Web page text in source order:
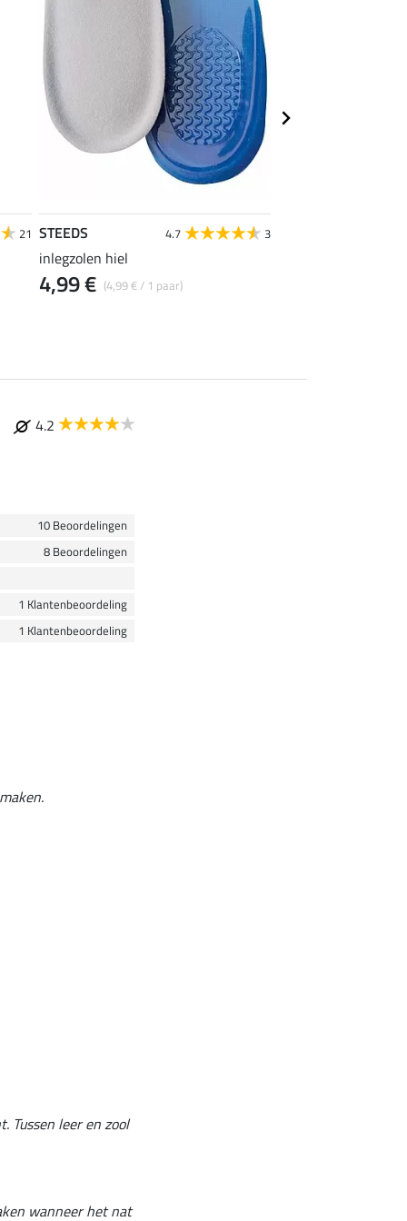
21 STEEDS 4.7 3
inlegzolen hiel
(4,99 € / 1 paar)
4,99 €
4.2
10 Beoordelingen
8 Beoordelingen
1 Klantenbeoordeling
1 Klantenbeoordeling
Tussen leer en zool
wanneer het nat